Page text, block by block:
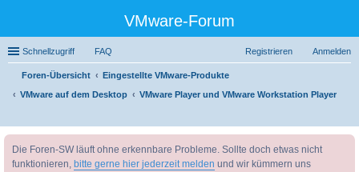
VMware-Forum
Schnellzugriff FAQ Anmelden
Registrieren
Foren-Übersicht
Eingestellte VMware-Produkte
VMware auf dem Desktop
VMware Player und VMware Workstation Player
uc
Die Foren-SW läuft ohne erkennbare Probleme. Sollte doch etwas nicht
funktionieren, bitte gerne hier jederzeit melden und wir kümmern uns